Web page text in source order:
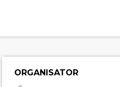
ORGANISATOR